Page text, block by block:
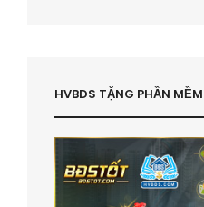
HVBDS TẶNG PHẦN